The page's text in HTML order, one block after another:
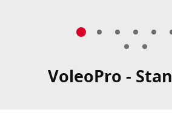
VoleoPro -